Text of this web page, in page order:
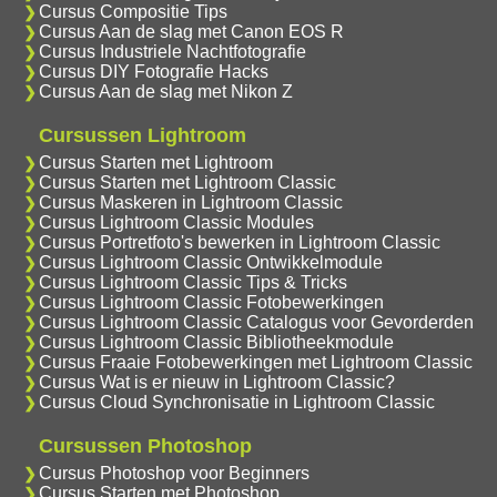
Cursus Compositie Tips
Cursus Aan de slag met Canon EOS R
Cursus Industriele Nachtfotografie
Cursus DIY Fotografie Hacks
Cursus Aan de slag met Nikon Z
Cursussen Lightroom
Cursus Starten met Lightroom
Cursus Starten met Lightroom Classic
Cursus Maskeren in Lightroom Classic
Cursus Lightroom Classic Modules
Cursus Portretfoto's bewerken in Lightroom Classic
Cursus Lightroom Classic Ontwikkelmodule
Cursus Lightroom Classic Tips & Tricks
Cursus Lightroom Classic Fotobewerkingen
Cursus Lightroom Classic Catalogus voor Gevorderden
Cursus Lightroom Classic Bibliotheekmodule
Cursus Fraaie Fotobewerkingen met Lightroom Classic
Cursus Wat is er nieuw in Lightroom Classic?
Cursus Cloud Synchronisatie in Lightroom Classic
Cursussen Photoshop
Cursus Photoshop voor Beginners
Cursus Starten met Photoshop